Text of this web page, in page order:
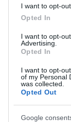
I want to opt-
Opted In
I want to opt-
Advertising.
Opted In
I want to opt-
of my Personal
was collected.
Opted Out
Google